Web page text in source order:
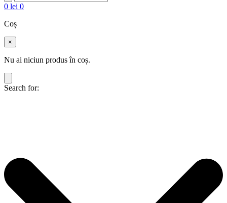
0 lei 0
Coș
×
Nu ai niciun produs în coș.
Search for: